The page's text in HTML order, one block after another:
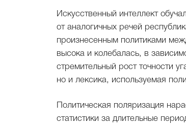
Искусственный интеллект
от аналогичных речей
произнесенным политиками
высока и колебалась, в
стремительный рост точности
но и лексика, используемая
Политическая поляризация
статистики за длительные